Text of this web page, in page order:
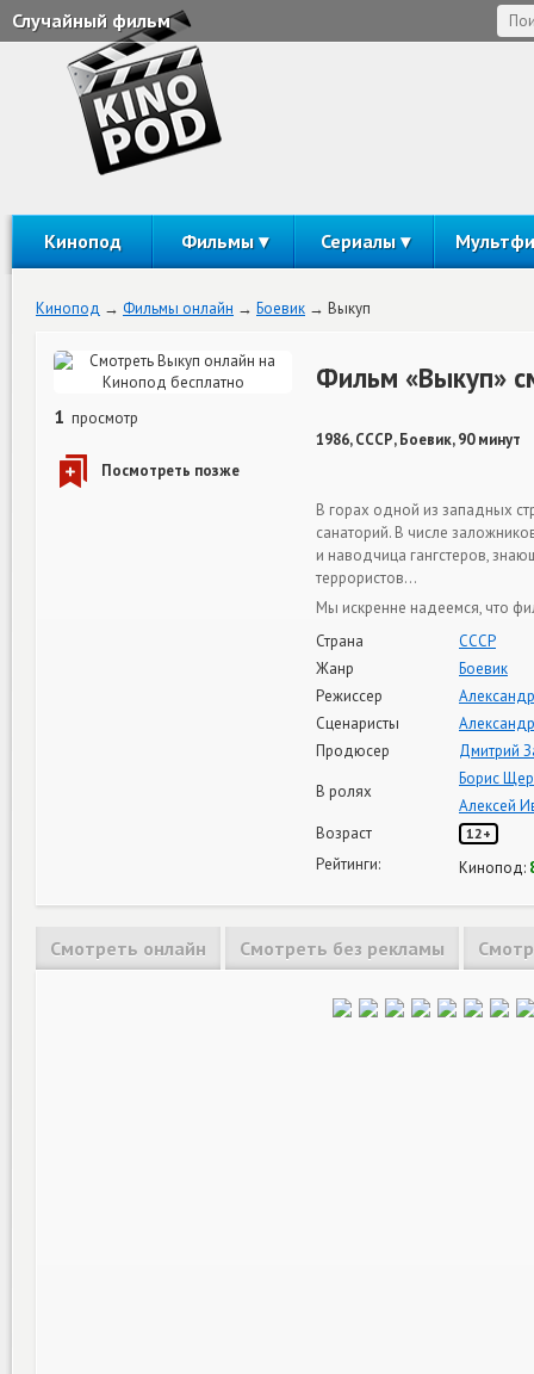
Случайный фильм
Кинопод Фильмы Сериалы
Кинопод Фильмы онлайн Боевик Выкуп
1 просмотр
Фильм «Выкуп»
1986, СССР, Боевик, 90 минут
В горах одной из западных
санаторий. В числе
и наводчица гангстеров,
террористов…
Мы искренне надеемся, что
Страна
СССР
Жанр
Боевик
Режиссер
Сценаристы
Продюсер
Дмитрий
В ролях
Борис
Алексей
Возраст
12+
Рейтинги: Кинопод:
Смотреть онлайн Смотреть без рекламы